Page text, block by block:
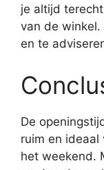
je altijd
van de winkel.
en te
De
ruim en ideaal
het weekend.